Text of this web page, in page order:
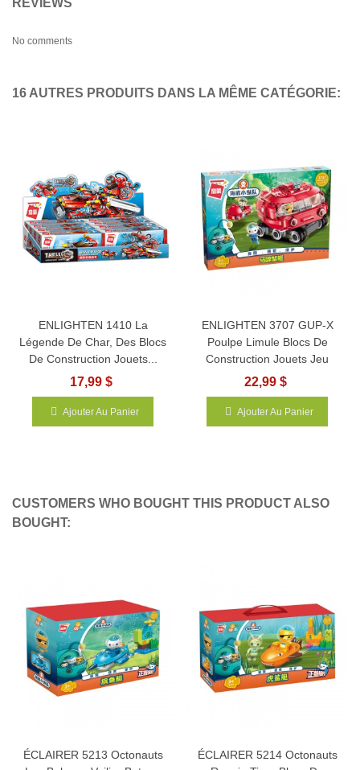
REVIEWS
No comments
16 AUTRES PRODUITS DANS LA MÊME CATÉGORIE:
ENLIGHTEN 1410 La
Légende De Char, Des Blocs
De Construction Jouets...
17,99 $
Ajouter Au Panier
ENLIGHTEN 3707 GUP-X
Poulpe Limule Blocs De
Construction Jouets Jeu
22,99 $
Ajouter Au Panier
CUSTOMERS WHO BOUGHT THIS PRODUCT ALSO
BOUGHT:
ÉCLAIRER 5213 Octonauts
ÉCLAIRER 5214 Octonauts